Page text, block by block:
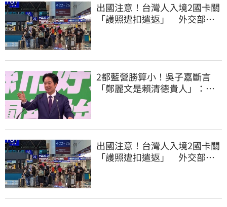
出國注意！台灣人入境2國卡關
「護照遭扣遣返」 外交部證
2都藍營勝算小！吳子嘉斷言
「鄭麗文是賴清德貴人」：保
出國注意！台灣人入境2國卡關
「護照遭扣遣返」 外交部證